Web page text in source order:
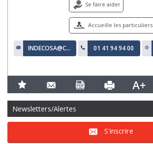
Se faire aider
Accueille les particuliers
INDECOSA@CGT94.FR 01 41 94 94 00
Newsletters/Alertes
S'inscrire